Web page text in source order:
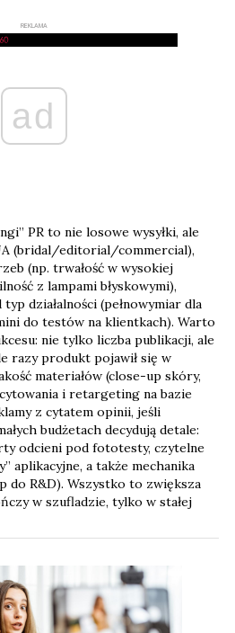
REKLAMA
ad
PR to nie losowe wysyłki, ale
(bridal/editorial/commercial),
(np. trwałość w wysokiej
z lampami błyskowymi),
działalności (pełnowymiar dla
do testów na klientkach). Warto
nie tylko liczba publikacji, ale
razy produkt pojawił się w
materiałów (close-up skóry,
i retargeting na bazie
z cytatem opinii, jeśli
budżetach decydują detale:
odcieni pod fototesty, czytelne
aplikacyjne, a także mechanika
do R&D). Wszystko to zwiększa
w szufladzie, tylko w stałej